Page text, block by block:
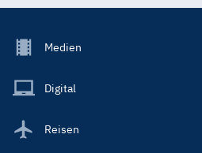
Footer
Main
Medien
Digital
Reisen